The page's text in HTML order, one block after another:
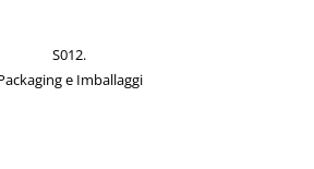
S012.
e Imballaggi